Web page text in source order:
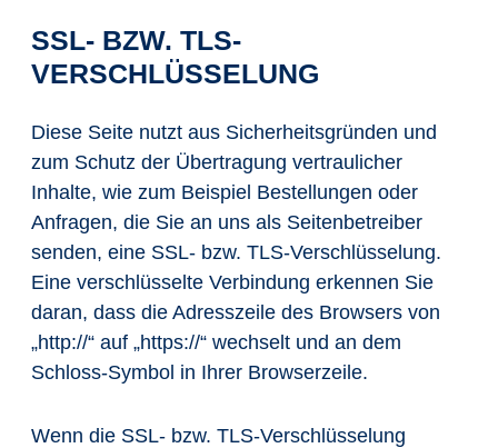
SSL- BZW. TLS-
VERSCHLÜSSELUNG
Diese Seite nutzt aus Sicherheitsgründen und
zum Schutz der Übertragung vertraulicher
Inhalte, wie zum Beispiel Bestellungen oder
Anfragen, die Sie an uns als Seitenbetreiber
senden, eine SSL- bzw. TLS-Verschlüsselung.
Eine verschlüsselte Verbindung erkennen Sie
daran, dass die Adresszeile des Browsers von
„http://“ auf „https://“ wechselt und an dem
Schloss-Symbol in Ihrer Browserzeile.
Wenn die SSL- bzw. TLS-Verschlüsselung